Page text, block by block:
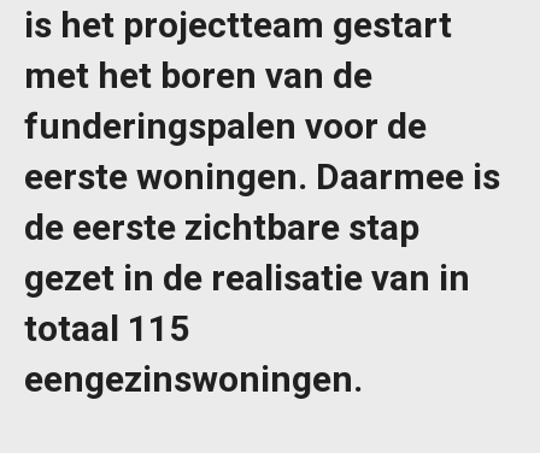
is het projectteam gestart
met het boren van de
funderingspalen voor de
eerste woningen. Daarmee is
de eerste zichtbare stap
gezet in de realisatie van in
totaal 115
eengezinswoningen.